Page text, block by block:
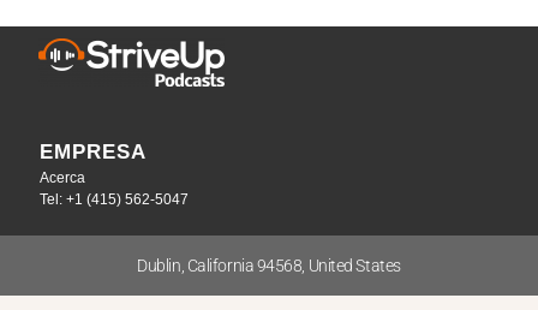
EMPRESA
Acerca
Tel: +1 (415) 562-5047
Dublin, California 94568, United States